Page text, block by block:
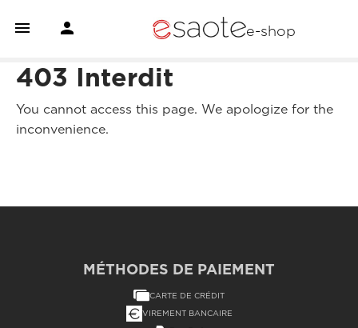
  e-shop
403 Interdit
You cannot access this page. We apologize for the
inconvenience.
MÉTHODES DE PAIEMENT
CARTE DE CRÉDIT
VIREMENT BANCAIRE